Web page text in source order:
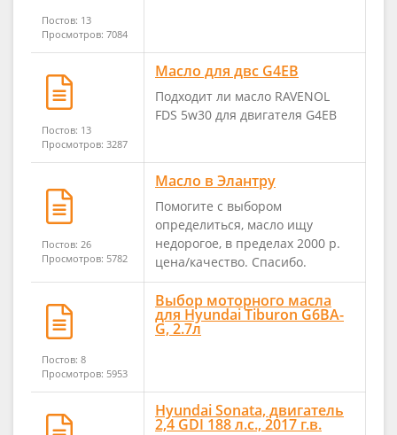
Постов: 13
Просмотров: 7084
Постов: 13
Просмотров: 3287
Масло для двс G4EB
Подходит ли масло RAVENOL
FDS 5w30 для двигателя G4EB
Постов: 26
Просмотров: 5782
Масло в Элантру
Помогите с выбором
определиться, масло ищу
недорогое, в пределах 2000 р.
цена/качество. Спасибо.
Постов: 8
Просмотров: 5953
Выбор моторного масла
для Hyundai Tiburon G6BA-
G, 2.7л
Hyundai Sonata, двигатель
2,4 GDI 188 л.с., 2017 г.в.